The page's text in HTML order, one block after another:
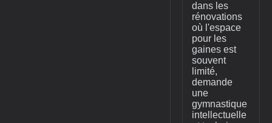
dans les
rénovations
où l'espace
pour les
gaines est
souvent
limité,
demande
une
gymnastique
intellectuelle